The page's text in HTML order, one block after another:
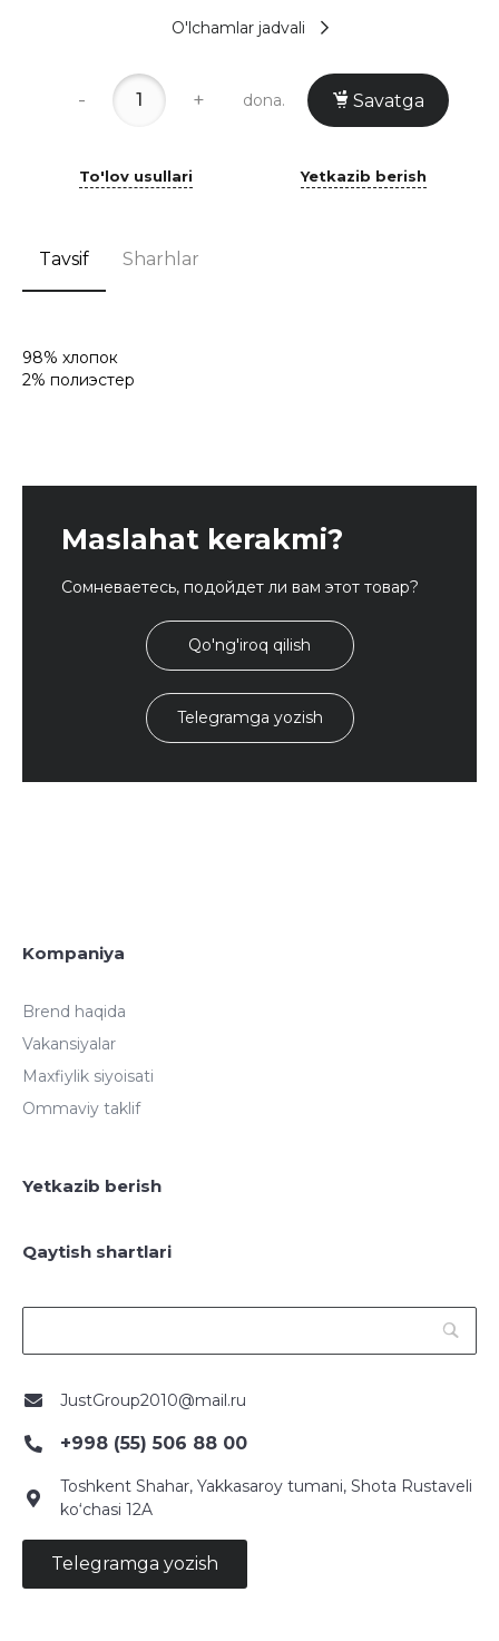
O'lchamlar jadvali
- + dona. Savatga
To'lov usullari Yetkazib berish
Tavsif Sharhlar
98% хлопок
2% полиэстер
Maslahat kerakmi?
Сомневаетесь, подойдет ли вам этот товар?
Qo'ng'iroq qilish
Telegramga yozish
Kompaniya
Brend haqida
Vakansiyalar
Maxfiylik siyoisati
Ommaviy taklif
Yetkazib berish
Qaytish shartlari
JustGroup2010@mail.ru
+998 (55) 506 88 00
Toshkent Shahar, Yakkasaroy tumani, Shota Rustaveli
ko‘chasi 12A
Telegramga yozish